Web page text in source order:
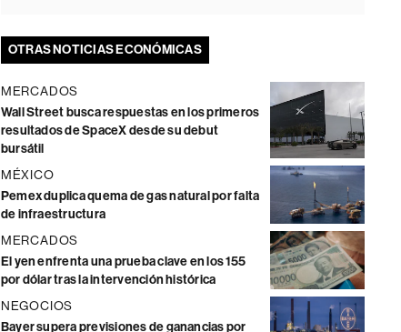
OTRAS NOTICIAS ECONÓMICAS
MERCADOS
Wall Street busca respuestas en los primeros
resultados de SpaceX desde su debut
bursátil
MÉXICO
Pemex duplica quema de gas natural por falta
de infraestructura
MERCADOS
El yen enfrenta una prueba clave en los 155
por dólar tras la intervención histórica
NEGOCIOS
Bayer supera previsiones de ganancias por